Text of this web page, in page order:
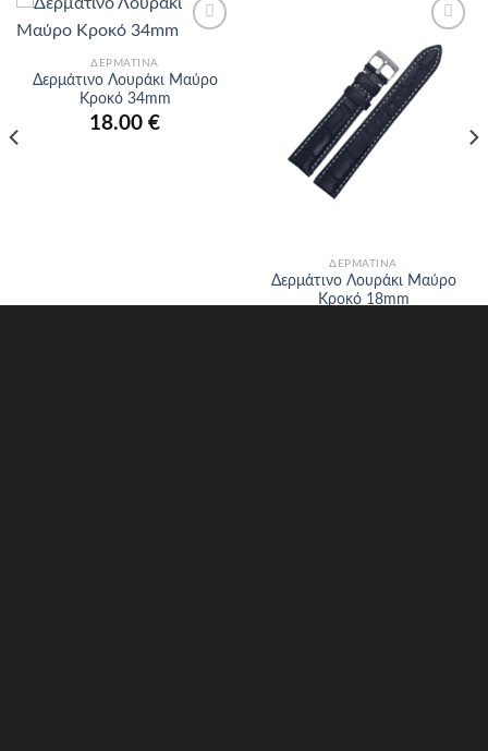
αγαπημένα
ΔΕΡΜΆΤΙΝΑ
Δερμάτινο Λουράκι Μαύρο
Κροκό 34mm
18.00 €
Προσθήκη
στα
αγαπημένα
ΔΕΡΜΆΤΙΝΑ
Δερμάτινο Λουράκι Μαύρο
Κροκό 18mm